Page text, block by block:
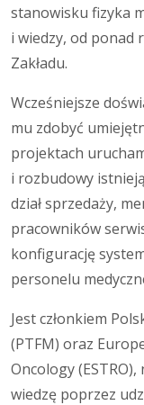
stanowisku fizyka
i wiedzy, od ponad
Zakładu.
Wcześniejsze
mu zdobyć
projektach
i rozbudowy
dział sprzedaży,
pracowników
konfigurację
personelu
Jest członkiem
(PTFM) oraz
Oncology
wiedzę poprzez